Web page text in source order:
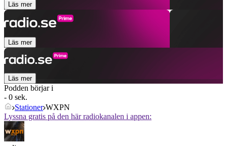
Läs mer
Läs mer
Läs mer
Podden börjar i
- 0 sek.
Stationer WXPN
Lyssna gratis på den här radiokanalen i appen: